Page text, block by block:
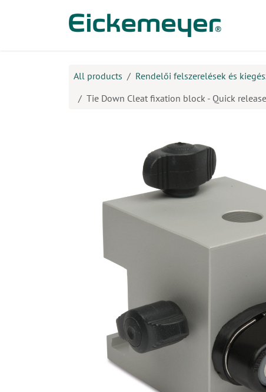
All products Rendelői felszerelések és
Tie Down Cleat fixation block - Quick